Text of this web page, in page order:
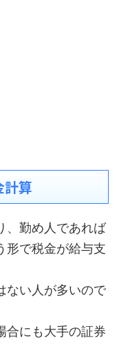
計算
、勤め人であれば
形で税金が給与支
ない人が多いので
合にも大手の証券